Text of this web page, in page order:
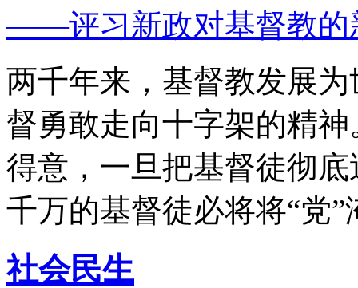
——评习新政对基督教的
两千年来，基督教发展
督勇敢走向十字架的精
得意，一旦把基督徒彻
千万的基督徒必将将“党”
社会民生